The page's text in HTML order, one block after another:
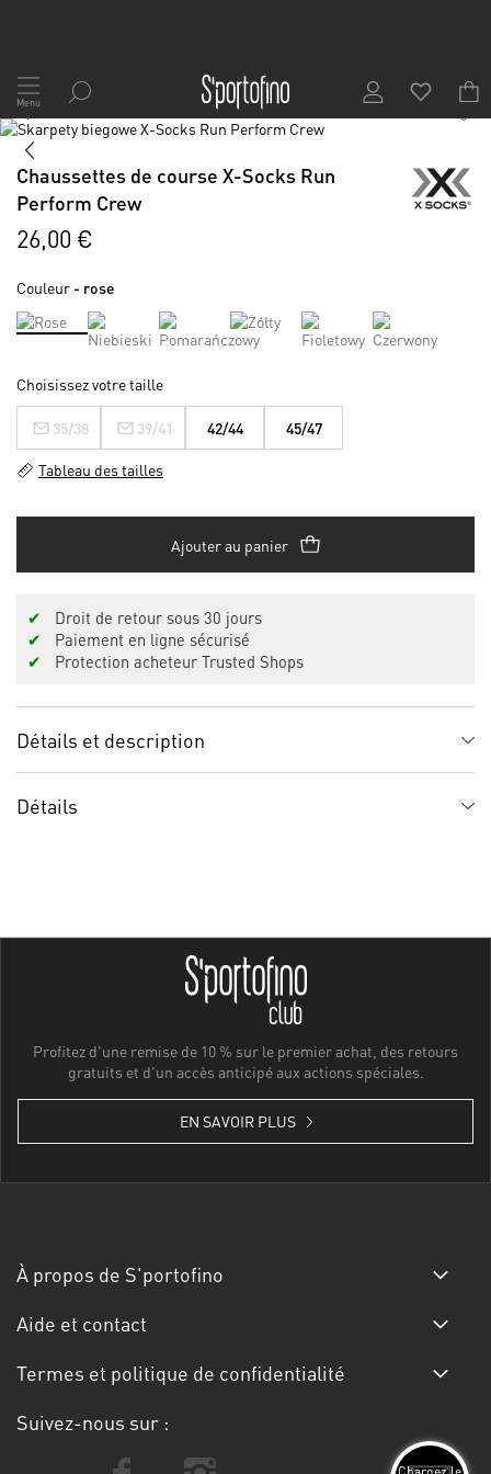
Allez
au
contenu
Menu
Skip
the
end
the
images
1/2
Skip
the
beginning
the
gallery
Chaussettes de course X-Socks Run
Perform Crew
26,00 €
Couleur - rose
Choisissez votre taille
35/38 39/41 42/44 45/47
Tableau des tailles
Ajouter au panier
✔
Droit de retour sous 30 jours
✔
Paiement en ligne sécurisé
✔
Protection acheteur Trusted Shops
Détails et description
Détails
Profitez d'une remise de 10 % sur le premier achat, des retours
gratuits et d'un accès anticipé aux actions spéciales.
EN SAVOIR PLUS
À propos de S'portofino
Aide et contact
Termes et politique de confidentialité
Suivez-nous sur :